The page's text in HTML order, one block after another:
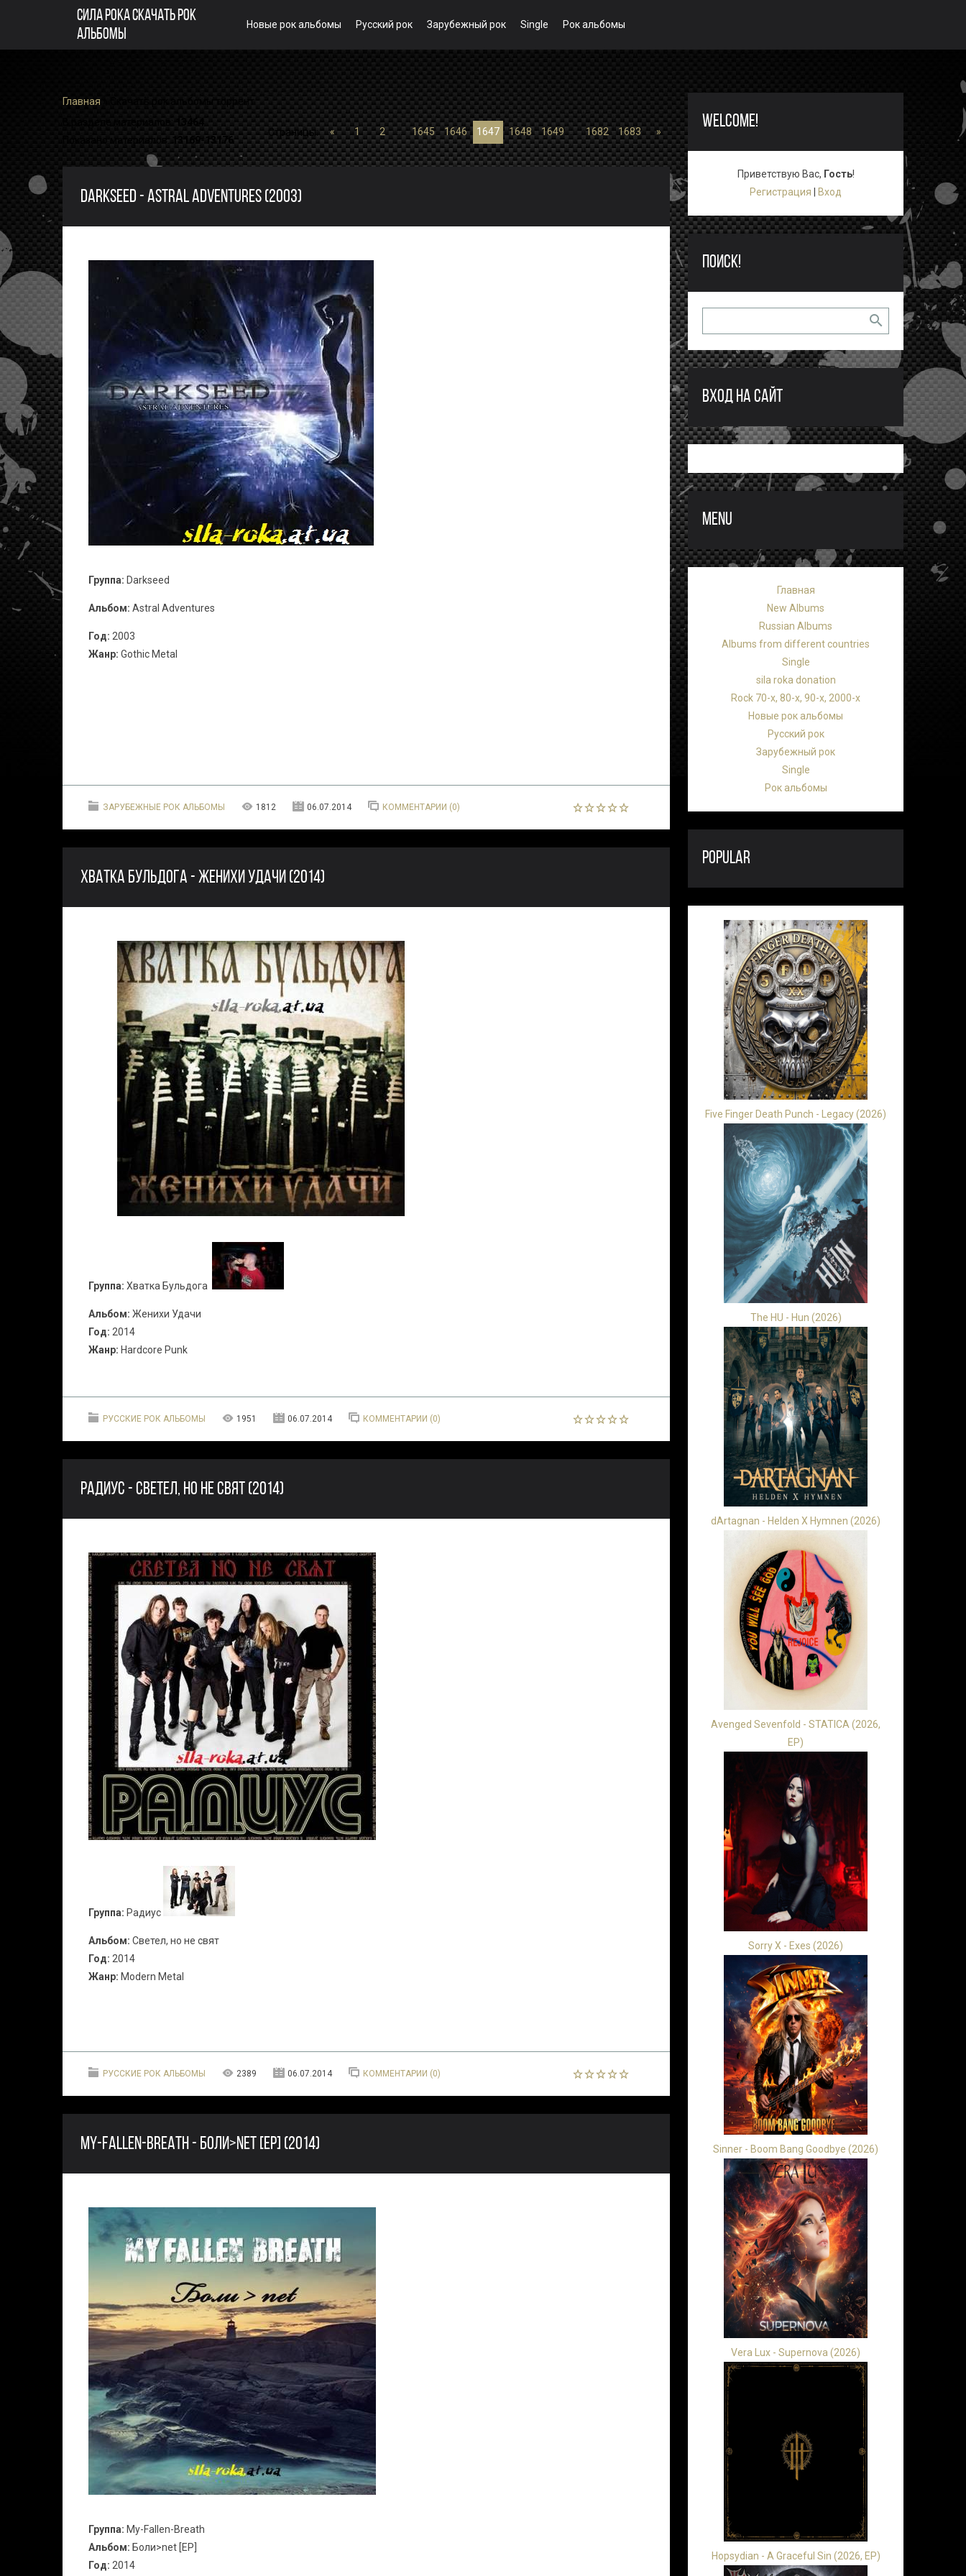
СИЛА РОКА СКАЧАТЬ РОК
АЛЬБОМЫ
Новые рок альбомы Русский рок Зарубежный рок Single Рок альбомы
Главная » Скачать рок альбомы торрент
13464
Показано материалов: 13169-13176
Страницы: « 1 2 ... 1645 1646 1647 1648 1649 ... 1682 1683 »
DARKSEED - ASTRAL ADVENTURES (2003)
Группа: Darkseed
Альбом: Astral Adventures
Год: 2003
Жанр: Gothic Metal
ЗАРУБЕЖНЫЕ РОК АЛЬБОМЫ 1812 06.07.2014 КОММЕНТАРИИ (0)
ХВАТКА БУЛЬДОГА - ЖЕНИХИ УДАЧИ (2014)
Группа: Хватка Бульдога
Альбом: Женихи Удачи
Год: 2014
Жанр: Hardcore Punk
РУССКИЕ РОК АЛЬБОМЫ 1951 06.07.2014 КОММЕНТАРИИ (0)
РАДИУС - СВЕТЕЛ, НО НЕ СВЯТ (2014)
Группа: Радиус
Альбом: Светел, но не свят
Год: 2014
Жанр: Modern Metal
РУССКИЕ РОК АЛЬБОМЫ 2389 06.07.2014 КОММЕНТАРИИ (0)
MY-FALLEN-BREATH - БОЛИ>NET [EP] (2014)
Группа: My-Fallen-Breath
Альбом: Боли>net [EP]
Год: 2014
WELCOME!
Приветствую Вас, Гость!
Регистрация
Вход
ПОИСК!
ВХОД НА САЙТ
MENU
Главная
New Albums
Russian Albums
Albums from different countries
Single
sila roka donation
Rock 70-х, 80-х, 90-х, 2000-х
Новые рок альбомы
Русский рок
Зарубежный рок
Single
Рок альбомы
POPULAR
Five Finger Death Punch - Legacy (2026)
The HU - Hun (2026)
dArtagnan - Helden X Hymnen (2026)
Avenged Sevenfold - STATICA (2026,
EP)
Sorry X - Exes (2026)
Sinner - Boom Bang Goodbye (2026)
Vera Lux - Supernova (2026)
Hopsydian - A Graceful Sin (2026, EP)